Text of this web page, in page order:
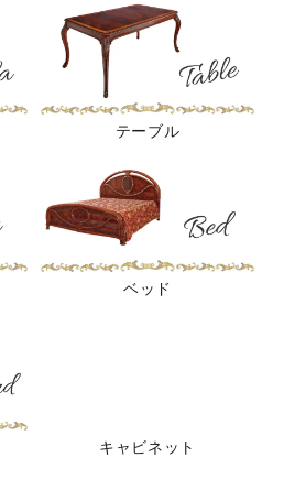
テーブル
ベッド
キャビネット